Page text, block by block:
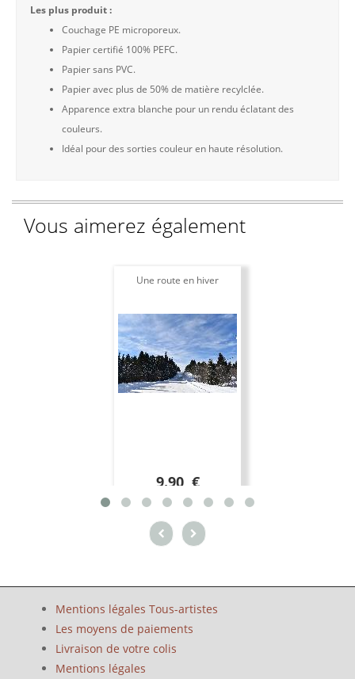
Les plus produit :
Couchage PE microporeux.
Papier certifié 100% PEFC.
Papier sans PVC.
Papier avec plus de 50% de matière recylclée.
Apparence extra blanche pour un rendu éclatant des
couleurs.
Idéal pour des sorties couleur en haute résolution.
Vous aimerez également
Une route en hiver
9.90 €
Mentions légales Tous-artistes
Les moyens de paiements
Livraison de votre colis
Mentions légales